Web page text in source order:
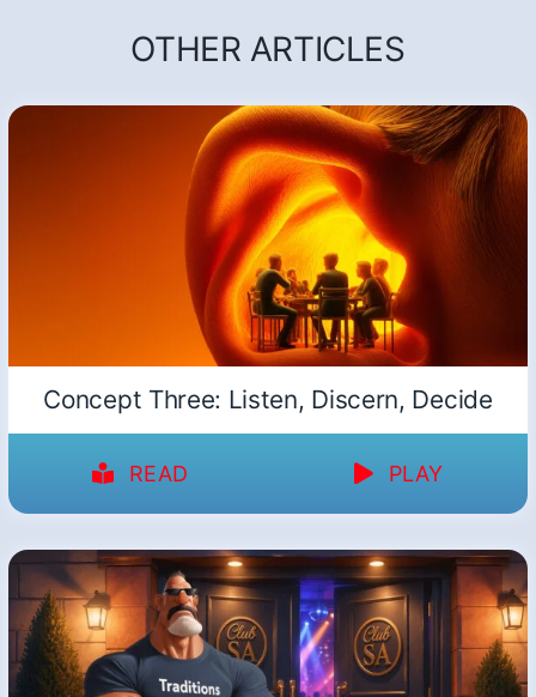
OTHER ARTICLES
Concept Three: Listen, Discern, Decide
READ PLAY